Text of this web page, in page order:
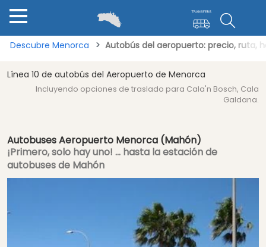
Descubre Menorca Autobús del aeropuerto: precio, ruta,
Línea 10 de autobús del Aeropuerto de Menorca
Incluyendo opciones de traslado para Cala'n Bosch, Cala
Galdana.
Autobuses Aeropuerto Menorca (Mahón)
¡Primero, solo hay uno! ... hasta la estación de
autobuses de Mahón